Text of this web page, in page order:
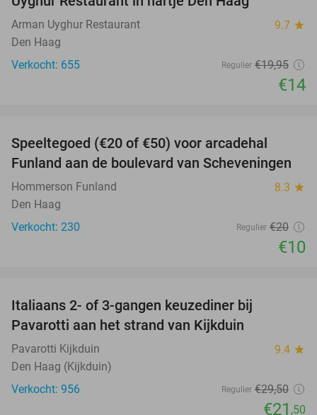
Arman Uyghur Restaurant 9.7 star
Den Haag
Verkocht: 655
Regulier €19,95
€14
Speeltegoed (€20 of €50) voor arcadehal
Funland aan de boulevard van Scheveningen
Hommerson Funland 8.3 star
Den Haag
Verkocht: 230
Regulier €20
€10
Italiaans 2- of 3-gangen keuzediner bij
Pavarotti aan het strand van Kijkduin
Pavarotti Kijkduin 9.4 star
Den Haag (Kijkduin)
Verkocht: 956
Regulier €29,50
€21 ,50